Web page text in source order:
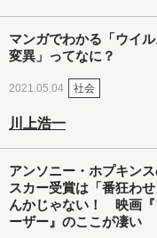
マンガでわかる「ウイ
変異」ってなに？
2021.05.04 社会
川上浩一
アンソニー・ホプキン
スカー受賞は「番狂わ
んかじゃない！ 映画『
ーザー』のここが凄い